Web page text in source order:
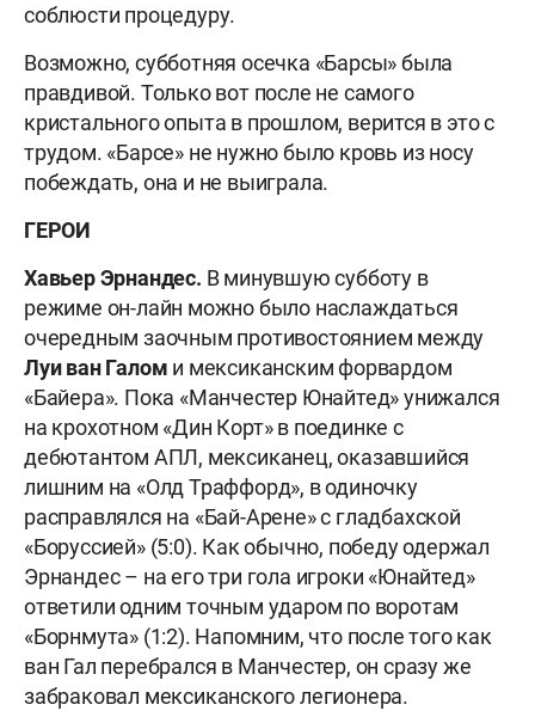
соблюсти процедуру.
Возможно, субботняя осечка «Барсы» была
правдивой. Только вот после не самого
кристального опыта в прошлом, верится в это с
трудом. «Барсе» не нужно было кровь из носу
побеждать, она и не выиграла.
ГЕРОИ
Хавьер Эрнандес. В минувшую субботу в
режиме он-лайн можно было наслаждаться
очередным заочным противостоянием между
Луи ван Галом и мексиканским форвардом
«Байера». Пока «Манчестер Юнайтед» унижался
на крохотном «Дин Корт» в поединке с
дебютантом АПЛ, мексиканец, оказавшийся
лишним на «Олд Траффорд», в одиночку
расправлялся на «Бай-Арене» с гладбахской
«Боруссией» (5:0). Как обычно, победу одержал
Эрнандес – на его три гола игроки «Юнайтед»
ответили одним точным ударом по воротам
«Борнмута» (1:2). Напомним, что после того как
ван Гал перебрался в Манчестер, он сразу же
забраковал мексиканского легионера.